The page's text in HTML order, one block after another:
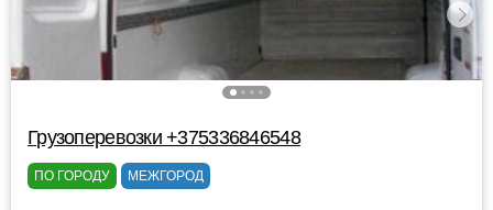
Грузоперевозки +375336846548
ПО ГОРОДУ МЕЖГОРОД